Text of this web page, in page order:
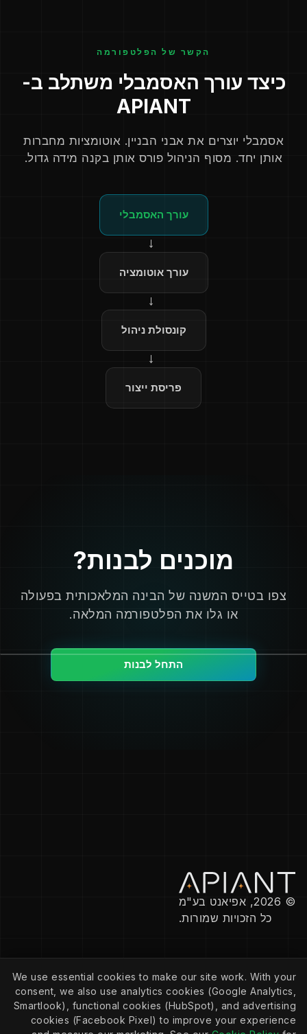
הקשר של הפלטפורמה
כיצד עורך האסמבלי משתלב ב-
APIANT
אסמבלי יוצרים את אבני הבניין. אוטומציות מחברות
אותן יחד. מסוף הניהול פורס אותן בקנה מידה גדול.
עורך האסמבלי
→
עורך אוטומציה
→
קונסולת ניהול
→
פריסת ייצור
מוכנים לבנות?
צפו בטייס המשנה של הבינה המלאכותית בפעולה
או גלו את הפלטפורמה המלאה.
התחל לבנות
© 2026, אפיאנט בע"מ
כל הזכויות שמורות.
מדיניות פרטיות
מדיניות עוגיות
הגדרות קובצי Cookie
תנאי שירות
We use essential cookies to make our site work. With your
consent, we also use analytics cookies (Google Analytics,
Smartlook), functional cookies (HubSpot), and advertising
cookies (Facebook Pixel) to improve your experience